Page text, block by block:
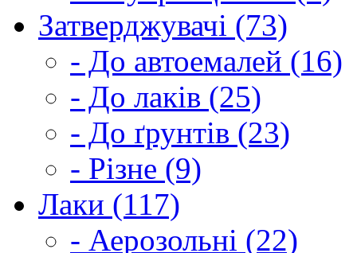
Затверджувачі (73)
- До автоемалей (16)
- До лаків (25)
- До ґрунтів (23)
- Різне (9)
Лаки (117)
- Аерозольні (22)